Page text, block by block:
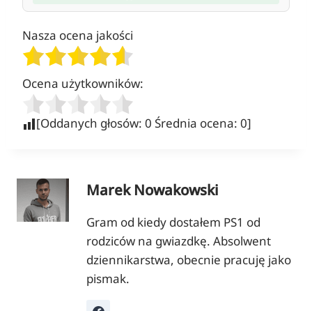
Nasza ocena jakości
Ocena użytkowników:
[Oddanych głosów: 0 Średnia ocena: 0]
Marek Nowakowski
Gram od kiedy dostałem PS1 od
rodziców na gwiazdkę. Absolwent
dziennikarstwa, obecnie pracuję jako
pismak.